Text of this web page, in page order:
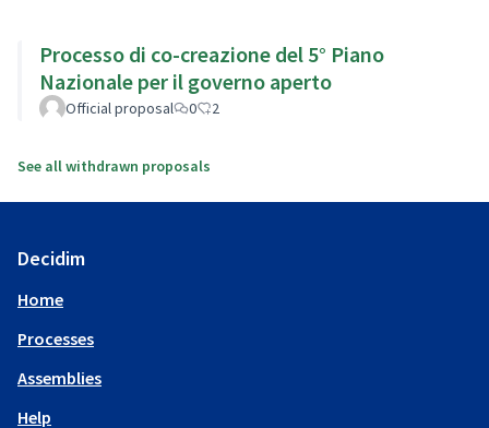
Processo di co-creazione del 5° Piano
Nazionale per il governo aperto
Official proposal 0 2
See all withdrawn proposals
Decidim
Home
Processes
Assemblies
Help